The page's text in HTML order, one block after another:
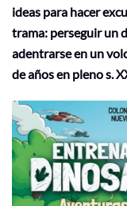
ideas para hacer
trama: perseguir un
adentrarse en un
de años en pleno s.